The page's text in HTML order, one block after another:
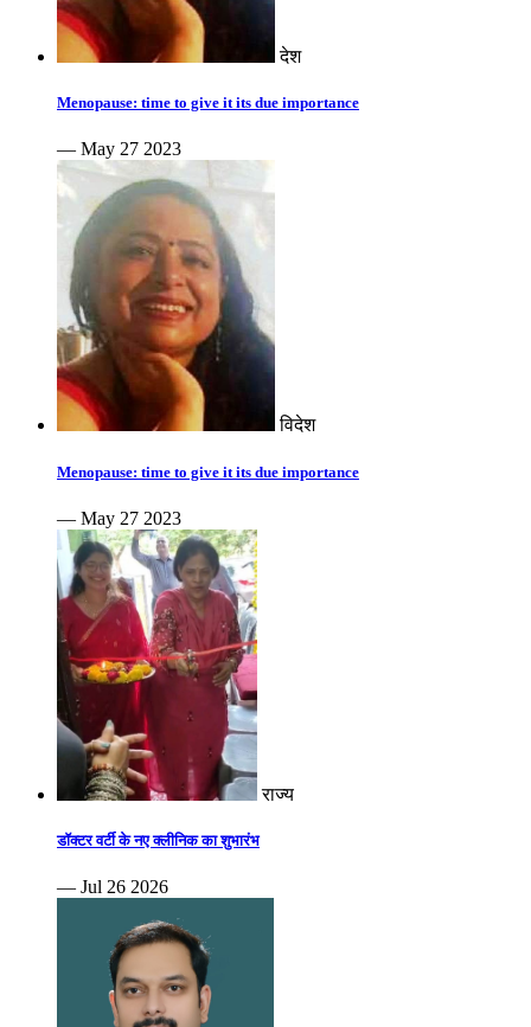
देश
Menopause: time to give it its due importance
— May 27 2023
विदेश
Menopause: time to give it its due importance
— May 27 2023
राज्य
डॉक्टर वर्टी के नए क्लीनिक का शुभारंभ
— Jul 26 2026